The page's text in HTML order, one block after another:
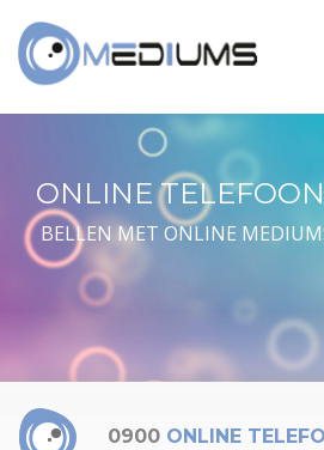
ONLINE
BELLEN MET ONLINE
0900 ONLINE